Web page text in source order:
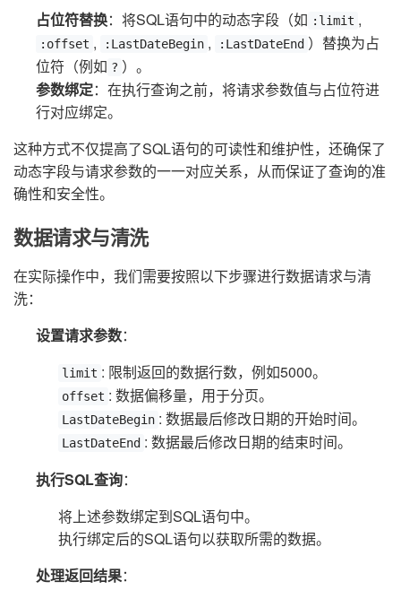
占位符替换：将SQL语句中的动态字段（如 :limit ,
:offset , :LastDateBegin , :LastDateEnd ）替换为占
位符（例如 ? ）。
参数绑定：在执行查询之前，将请求参数值与占位符进
行对应绑定。
这种方式不仅提高了SQL语句的可读性和维护性，还确保了
动态字段与请求参数的一一对应关系，从而保证了查询的准
确性和安全性。
数据请求与清洗
在实际操作中，我们需要按照以下步骤进行数据请求与清
洗：
设置请求参数：
limit : 限制返回的数据行数，例如5000。
offset : 数据偏移量，用于分页。
LastDateBegin : 数据最后修改日期的开始时间。
LastDateEnd : 数据最后修改日期的结束时间。
执行SQL查询：
将上述参数绑定到SQL语句中。
执行绑定后的SQL语句以获取所需的数据。
处理返回结果：